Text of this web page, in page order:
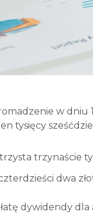
w dniu
tysięcy
trzynaście
dwa
dywidendy